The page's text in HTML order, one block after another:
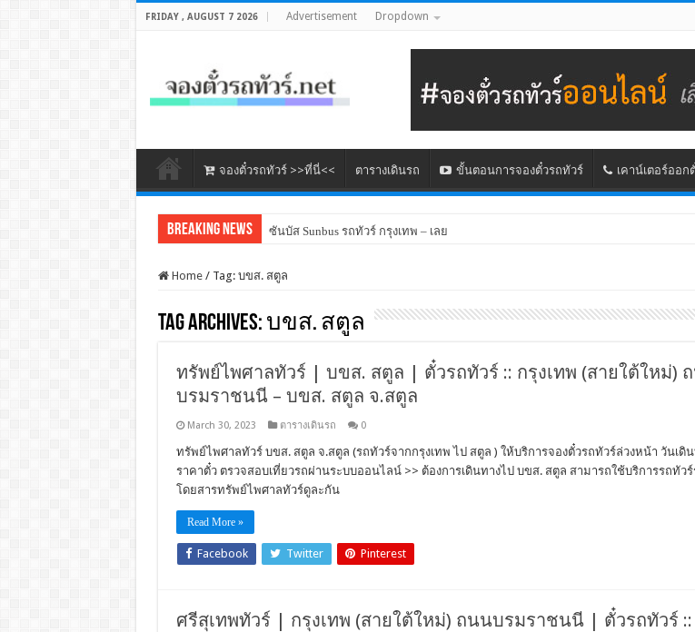
FRIDAY , AUGUST 7 2026 Advertisement Dropdown
จองตั๋วรถทัวร์ >>ที่นี่<< ตารางเดินรถ ขั้นตอนการจองตั๋วรถทัวร์ เคาน์เตอร์ออก
Breaking News ซันบัส Sunbus รถทัวร์ กรุงเทพ – เลย
Home / Tag: บขส. สตูล
Tag Archives: บขส. สตูล
ทรัพย์ไพศาลทัวร์ | บขส. สตูล | ตั๋วรถทัวร์ :: กรุงเทพ (สายใต้ใหม่)
บรมราชนนี – บขส. สตูล จ.สตูล
March 30, 2023 ตารางเดินรถ 0
ทรัพย์ไพศาลทัวร์ บขส. สตูล จ.สตูล (รถทัวร์จากกรุงเทพ ไป สตูล ) ให้บริการจองตั๋วรถทัวร์ล่วงหน้า วันเดิน
ราคาตั๋ว ตรวจสอบเที่ยวรถผ่านระบบออนไลน์ >> ต้องการเดินทางไป บขส. สตูล สามารถใช้บริการรถทัวร์
โดยสารทรัพย์ไพศาลทัวร์ดูละกัน
Read More »
Facebook Twitter Pinterest
ศรีสุเทพทัวร์ | กรุงเทพ (สายใต้ใหม่) ถนนบรมราชนนี | ตั๋วรถทัวร์